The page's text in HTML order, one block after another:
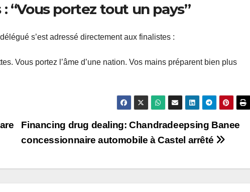
“Vous portez tout un pays”
s’est adressé directement aux finalistes :
Vous portez l’âme d’une nation. Vos mains préparent bien plus
Financing drug dealing: Chandradeepsing Banee
concessionnaire automobile à Castel arrêté